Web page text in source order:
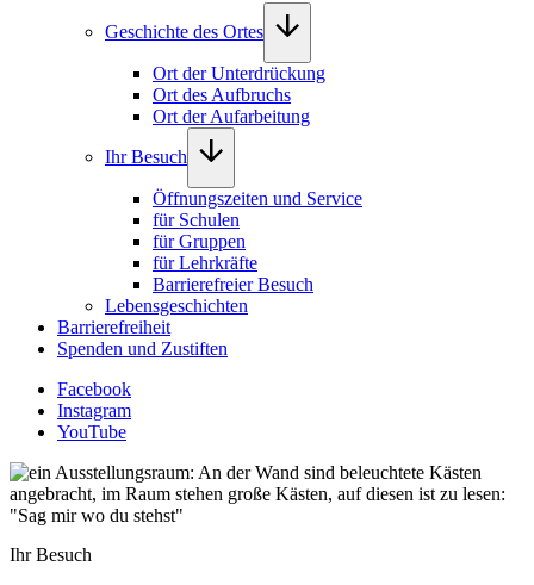
Geschichte des Ortes
Ort der Unterdrückung
Ort des Aufbruchs
Ort der Aufarbeitung
Ihr Besuch
Öffnungszeiten und Service
für Schulen
für Gruppen
für Lehrkräfte
Barrierefreier Besuch
Lebensgeschichten
Barrierefreiheit
Spenden und Zustiften
Facebook
Instagram
YouTube
Ihr Besuch